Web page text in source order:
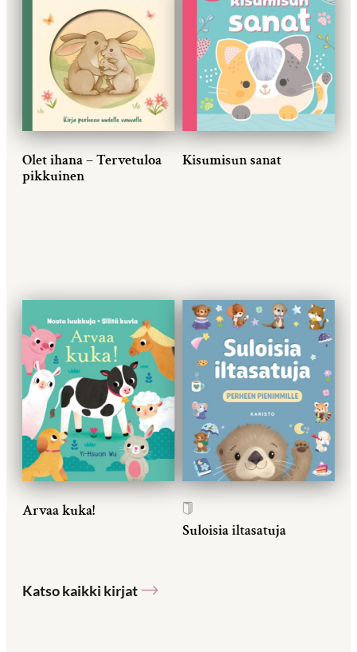
Olet ihana – Tervetuloa
pikkuinen
Kisumisun sanat
Arvaa kuka!
Suloisia iltasatuja
Katso kaikki kirjat